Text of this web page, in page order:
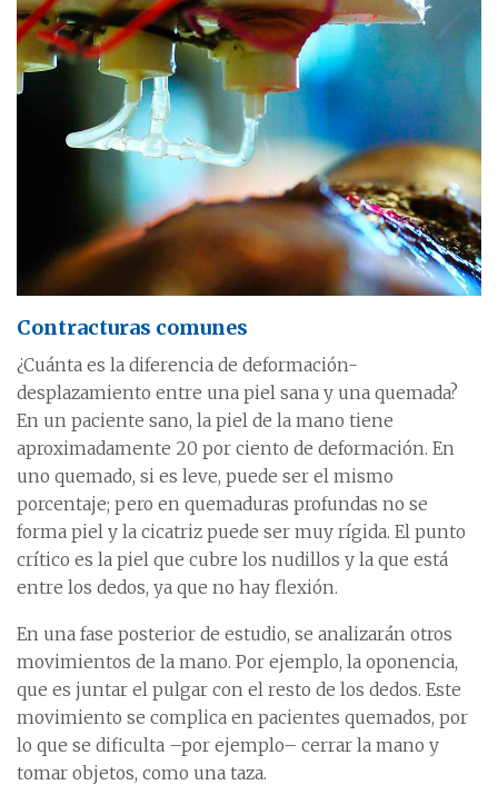
Contracturas comunes
¿Cuánta es la diferencia de deformación-
desplazamiento entre una piel sana y una quemada?
En un paciente sano, la piel de la mano tiene
aproximadamente 20 por ciento de deformación. En
uno quemado, si es leve, puede ser el mismo
porcentaje; pero en quemaduras profundas no se
forma piel y la cicatriz puede ser muy rígida. El punto
crítico es la piel que cubre los nudillos y la que está
entre los dedos, ya que no hay flexión.
En una fase posterior de estudio, se analizarán otros
movimientos de la mano. Por ejemplo, la oponencia,
que es juntar el pulgar con el resto de los dedos. Este
movimiento se complica en pacientes quemados, por
lo que se dificulta –por ejemplo– cerrar la mano y
tomar objetos, como una taza.